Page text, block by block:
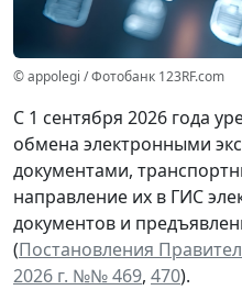
© appolegi / Фотобанк 123RF.com
С 1 сентября 2026 года
обмена электронными
документами,
направление их в ГИС
документов и
(Постановления
2026 г. №№ 469, 470).